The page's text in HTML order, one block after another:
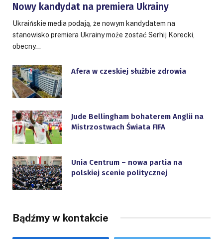
Nowy kandydat na premiera Ukrainy
Ukraińskie media podają, że nowym kandydatem na
stanowisko premiera Ukrainy może zostać Serhij Korecki,
obecny…
Afera w czeskiej służbie zdrowia
Jude Bellingham bohaterem Anglii na
Mistrzostwach Świata FIFA
Unia Centrum – nowa partia na
polskiej scenie politycznej
Bądźmy w kontakcie